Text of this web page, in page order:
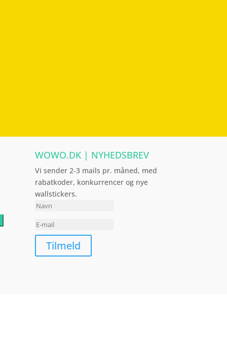
WOWO.DK | NYHEDSBREV
Vi sender 2-3 mails pr. måned, med
rabatkoder, konkurrencer og nye
wallstickers.
Tilmeld